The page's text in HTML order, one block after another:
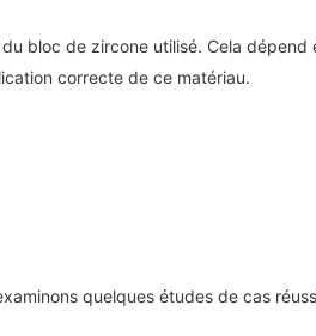
bloc de zircone utilisé. Cela
correcte de ce matériau.
quelques études de cas